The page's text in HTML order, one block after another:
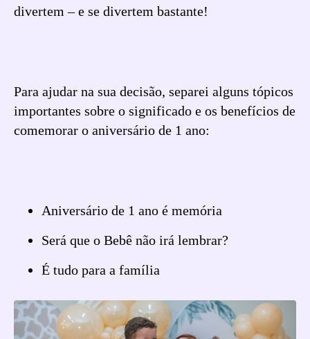
divertem – e se divertem bastante!
Para ajudar na sua decisão, separei alguns tópicos
importantes sobre o significado e os benefícios de
comemorar o aniversário de 1 ano:
Aniversário de 1 ano é memória
Será que o Bebê não irá lembrar?
É tudo para a família